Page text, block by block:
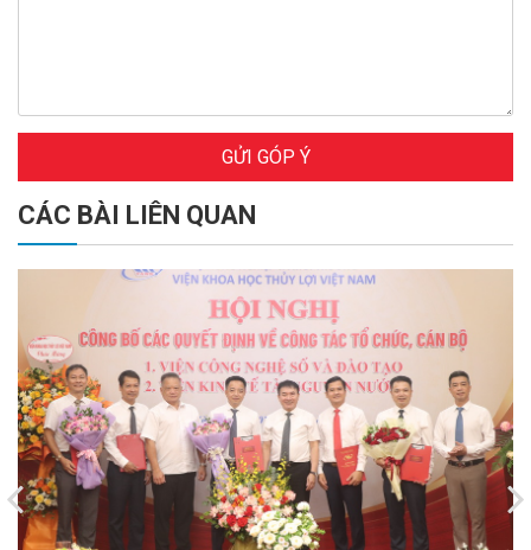
GỬI GÓP Ý
CÁC BÀI LIÊN QUAN